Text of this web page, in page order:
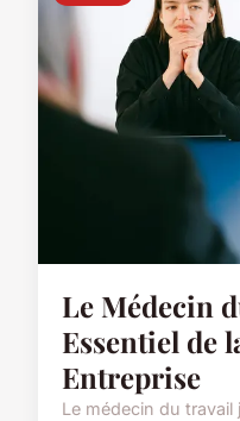
Le Médecin
Essentiel de
Entreprise
Le médecin du